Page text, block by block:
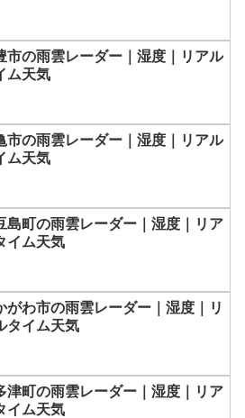
市の雨雲レーダー｜湿度｜リアル
ム天気
市の雨雲レーダー｜湿度｜リアル
ム天気
島町の雨雲レーダー｜湿度｜リア
イム天気
がわ市の雨雲レーダー｜湿度｜リ
タイム天気
津町の雨雲レーダー｜湿度｜リア
イム天気